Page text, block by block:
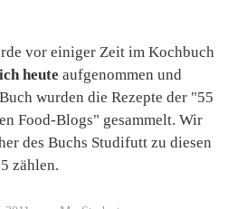
vor einiger Zeit im Kochbuch
heute aufgenommen und
wurden die Rezepte der "55
Food-Blogs" gesammelt. Wir
des Buchs Studifutt zu diesen
zählen.